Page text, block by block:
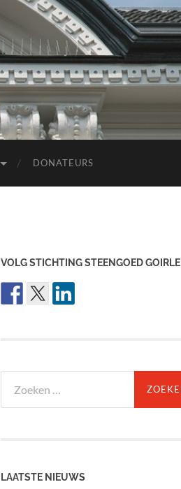
DONATEURS
VOLG STICHTING STEENGOED GOIRLE
naar:
LAATSTE NIEUWS